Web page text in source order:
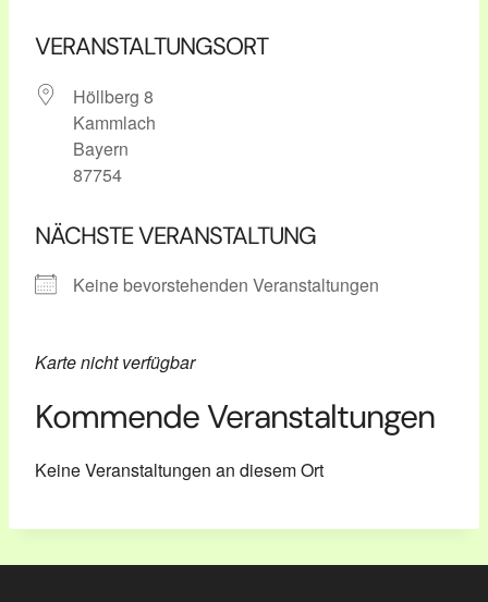
VERANSTALTUNGSORT
Höllberg 8
Kammlach
Bayern
87754
NÄCHSTE VERANSTALTUNG
Keine bevorstehenden Veranstaltungen
Karte nicht verfügbar
Kommende Veranstaltungen
Keine Veranstaltungen an diesem Ort